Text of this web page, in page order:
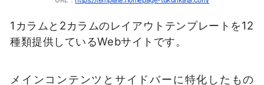
1カラムと2カラムのレイアウトテンプレートを12
種類提供しているWebサイトです。
メインコンテンツとサイドバーに特化したもの